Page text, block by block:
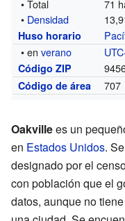
• Total
71
• Densidad
Huso horario
• enverano
Código ZIP
Código de área 707
Oakvillees un
en Estados Unidos.
designado por el
con población que el
datos, aunque no